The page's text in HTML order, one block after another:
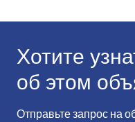
Хотите
об этом
Отправьте запрос на